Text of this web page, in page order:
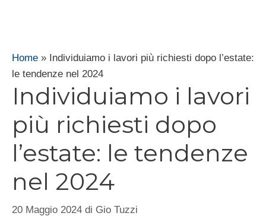
Home » Individuiamo i lavori più richiesti dopo l’estate:
le tendenze nel 2024
Individuiamo i lavori
più richiesti dopo
l’estate: le tendenze
nel 2024
20 Maggio 2024 di Gio Tuzzi